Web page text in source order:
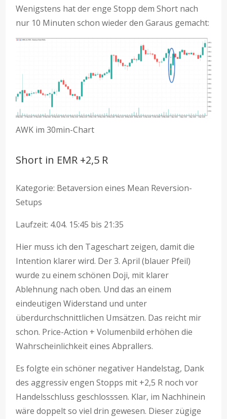
Wenigstens hat der enge Stopp dem Short nach
nur 10 Minuten schon wieder den Garaus gemacht:
AWK im 30min-Chart
Short in EMR +2,5 R
Kategorie: Betaversion eines Mean Reversion-
Setups
Laufzeit: 4.04. 15:45 bis 21:35
Hier muss ich den Tageschart zeigen, damit die
Intention klarer wird. Der 3. April (blauer Pfeil)
wurde zu einem schönen Doji, mit klarer
Ablehnung nach oben. Und das an einem
eindeutigen Widerstand und unter
überdurchschnittlichen Umsätzen. Das reicht mir
schon. Price-Action + Volumenbild erhöhen die
Wahrscheinlichkeit eines Abprallers.
Es folgte ein schöner negativer Handelstag, Dank
des aggressiv engen Stopps mit +2,5 R noch vor
Handelsschluss geschlosssen. Klar, im Nachhinein
wäre doppelt so viel drin gewesen. Dieser zügige